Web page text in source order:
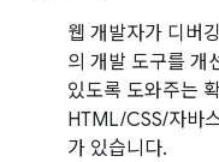
웹 개발자가 디버
의 개발 도구를 개
있도록 도와주는
HTML/CSS/자바
가 있습니다.